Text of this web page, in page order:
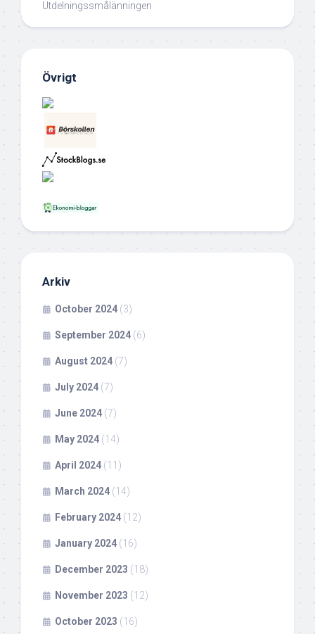
Utdelningssmålänningen
Övrigt
Arkiv
October 2024 (3)
September 2024 (6)
August 2024 (7)
July 2024 (7)
June 2024 (7)
May 2024 (14)
April 2024 (11)
March 2024 (14)
February 2024 (12)
January 2024 (16)
December 2023 (18)
November 2023 (12)
October 2023 (16)